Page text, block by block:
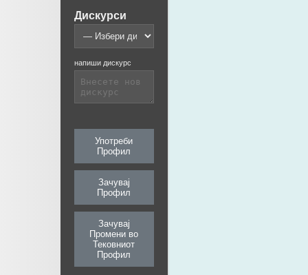
Дискурси
напиши дискурс
Употреби
Профил
Зачувај
Профил
Зачувај
Промени во
Тековниот
Профил